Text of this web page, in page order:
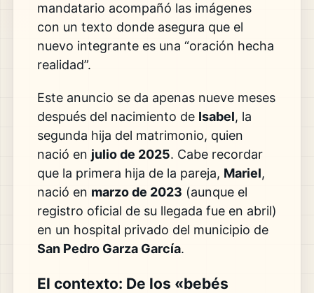
mandatario acompañó las imágenes
con un texto donde asegura que el
nuevo integrante es una “oración hecha
realidad”.
Este anuncio se da apenas nueve meses
después del nacimiento de Isabel, la
segunda hija del matrimonio, quien
nació en julio de 2025. Cabe recordar
que la primera hija de la pareja, Mariel,
nació en marzo de 2023 (aunque el
registro oficial de su llegada fue en abril)
en un hospital privado del municipio de
San Pedro Garza García.
El contexto: De los «bebés